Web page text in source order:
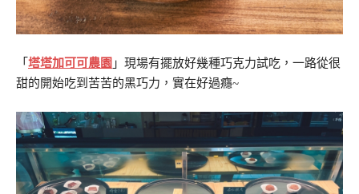
「 塔塔加可可農園 」現場有擺放好幾種巧克力試吃，一路從很
甜的開始吃到苦苦的黑巧力，實在好過癮~